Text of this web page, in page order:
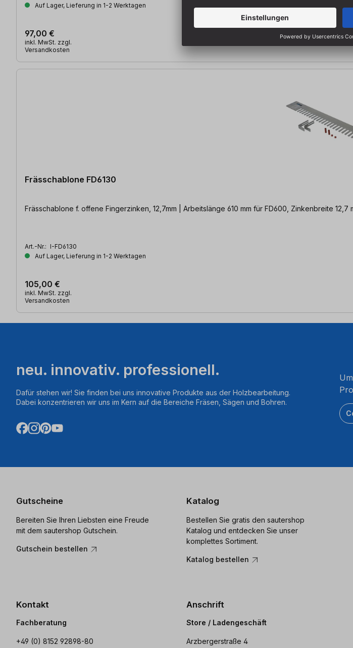
Auf Lager, Lieferung in 1-2 Werktagen
97,00 €
inkl. MwSt. zzgl.
Versandkosten
Frässchablone FD6130
Frässchablone f. offene Fingerzinken, 12,7mm | Arbeitslänge 610 mm für FD600, Zinkenbreite 12,7
Art.-Nr.: I-FD6130
Auf Lager, Lieferung in 1-2 Werktagen
105,00 €
inkl. MwSt. zzgl.
Versandkosten
neu. innovativ. professionell.
Dafür stehen wir! Sie finden bei uns innovative Produkte aus der Holzbearbeitung.
Dabei konzentrieren wir uns im Kern auf die Bereiche Fräsen, Sägen und Bohren.
Gutscheine
Bereiten Sie Ihren Liebsten eine Freude
mit dem sautershop Gutschein.
Gutschein bestellen
Katalog
Bestellen Sie gratis den sautershop
Katalog und entdecken Sie unser
komplettes Sortiment.
Katalog bestellen
Kontakt
Fachberatung
+49 (0) 8152 92898-80
Anschrift
Store / Ladengeschäft
Arzbergerstraße 4